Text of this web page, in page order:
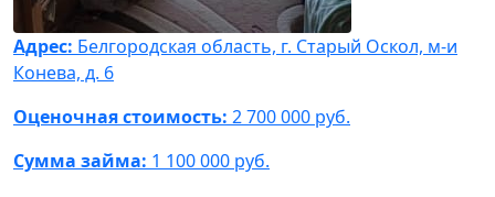
Адрес: Белгородская область, г. Старый Оскол, м-и
Конева, д. 6
Оценочная стоимость: 2 700 000 руб.
Сумма займа: 1 100 000 руб.